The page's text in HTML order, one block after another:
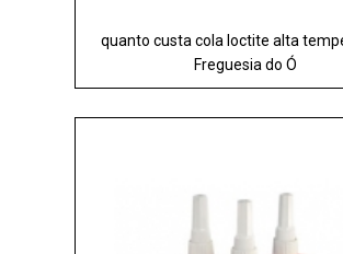
quanto custa cola loctite alta
Freguesia do Ó